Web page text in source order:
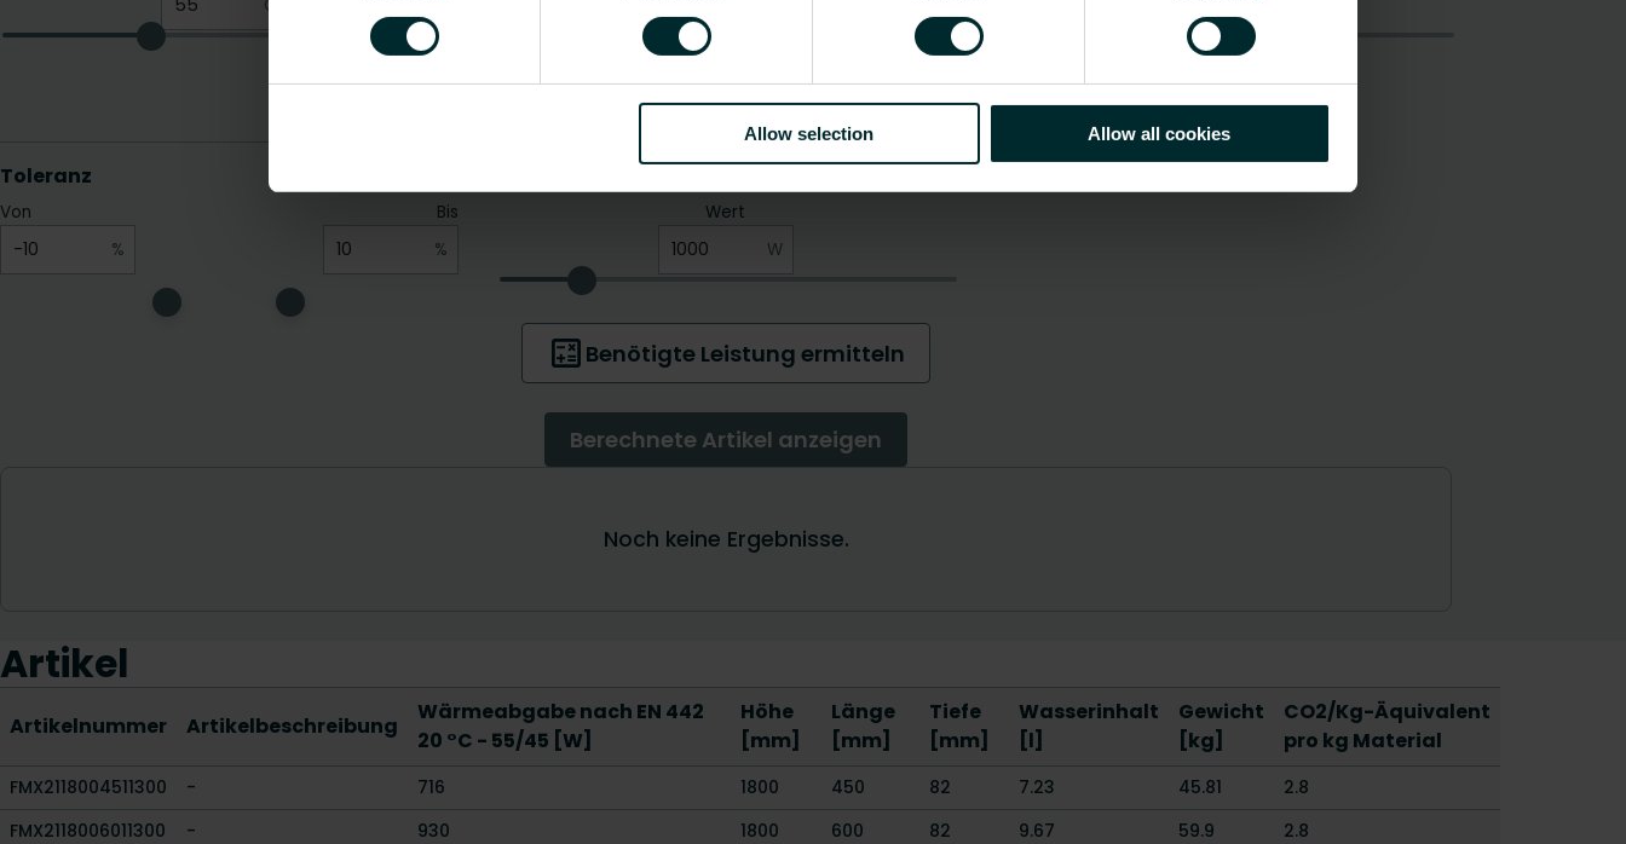
Allow selection Allow all cookies
Artikel
Artikelnummer Artikelbeschreibung
Wärmeabgabe nach EN 442
20 °C - 55/45 [W]
Höhe
[mm]
Länge
[mm]
Tiefe
[mm]
Wasserinhalt
[l]
Gewicht
[kg]
CO2/Kg-Äquivalent
pro kg Material
FMX2118004511300 - 716 1800 450 82 7.23 45.81
2.8
FMX2118006011300
- 930 1800 600 82 9.67 59.9
2.8